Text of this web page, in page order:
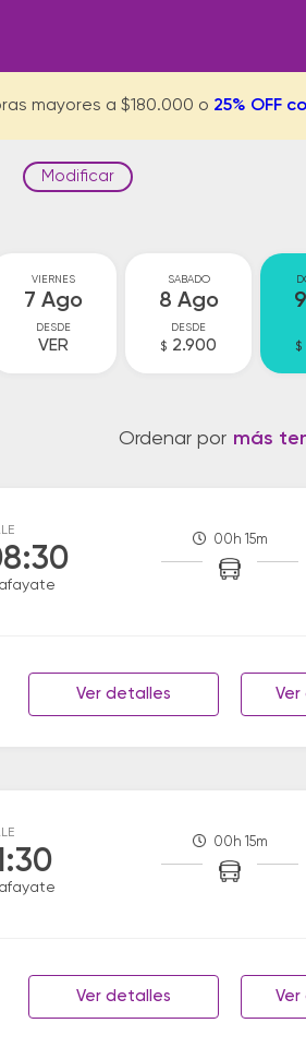
mayores a $180.000 o 25% OFF
Modificar
VIERNES
7 Ago
DESDE
VER
SABADO
8 Ago
DESDE
$ 2.900 $
Ordenar por más
00h 15m
Ver detalles Ver
00h 15m
Ver detalles Ver